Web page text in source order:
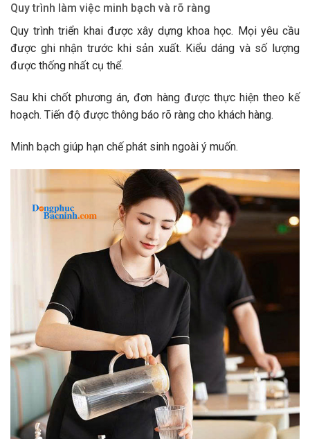
Quy trình làm việc minh bạch và rõ ràng
Quy trình triển khai được xây dựng khoa học. Mọi yêu cầu
được ghi nhận trước khi sản xuất. Kiểu dáng và số lượng
được thống nhất cụ thể.
Sau khi chốt phương án, đơn hàng được thực hiện theo kế
hoạch. Tiến độ được thông báo rõ ràng cho khách hàng.
Minh bạch giúp hạn chế phát sinh ngoài ý muốn.